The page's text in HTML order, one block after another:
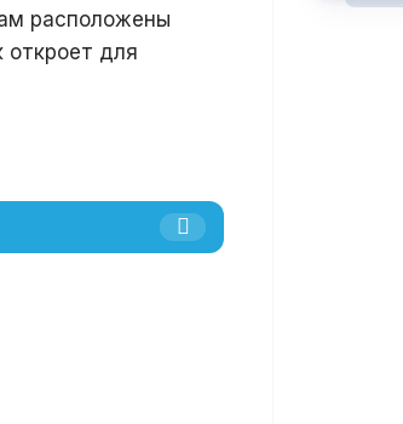
расположены
откроет для